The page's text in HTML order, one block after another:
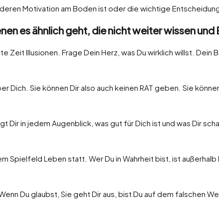
Motivation am Boden ist oder die wichtige
es ähnlich geht, die nicht weiter wissen
Zeit Illusionen. Frage Dein Herz, was Du wirklich willst.
Dich. Sie können Dir also auch keinen RAT geben. Sie
Dir in jedem Augenblick, was gut für Dich ist und was Dir
Spielfeld Leben statt. Wer Du in Wahrheit bist, ist außerhalb
Du glaubst, Sie geht Dir aus, bist Du auf dem falschen